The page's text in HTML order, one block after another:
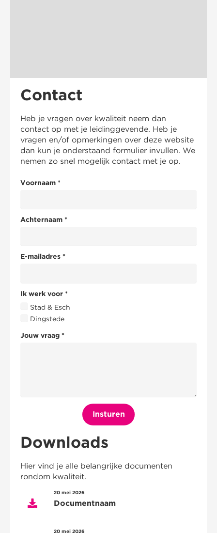
Contact
Heb je vragen over kwaliteit neem dan
contact op met je leidinggevende. Heb je
vragen en/of opmerkingen over deze website
dan kun je onderstaand formulier invullen. We
nemen zo snel mogelijk contact met je op.
Voornaam *
Achternaam *
E-mailadres *
Ik werk voor *
Stad & Esch
Dingstede
Jouw vraag *
Insturen
Downloads
Hier vind je alle belangrijke documenten
rondom kwaliteit.
20 mei 2026
Documentnaam
20 mei 2026